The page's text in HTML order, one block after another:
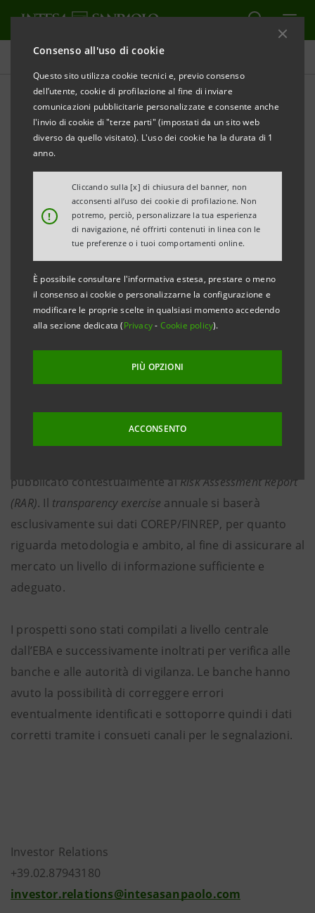
Consenso all'uso di cookie
Questo sito utilizza cookie tecnici e, previo consenso
dell’utente, cookie di profilazione al fine di inviare
comunicazioni pubblicitarie personalizzate e consente anche
l'invio di cookie di "terze parti" (impostati da un sito web
diverso da quello visitato). L'uso dei cookie ha la durata di 1
anno.
!
Cliccando sulla [x] di chiusura del banner, non
acconsenti all’uso dei cookie di profilazione. Non
potremo, perciò, personalizzare la tua esperienza
di navigazione, né offrirti contenuti in linea con le
tue preferenze o i tuoi comportamenti online.
È possibile consultare l'informativa estesa, prestare o meno
il consenso ai cookie o personalizzarne la configurazione e
modificare le proprie scelte in qualsiasi momento accedendo
alla sezione dedicata (Privacy- Cookie policy).
PIÙ OPZIONI
ACCONSENTO
Comunicati stampa
STAMPA AGGIORNA
INTESA SANPAOLO:2016 EU-WIDE TRANSPARENCY
EXERCISE
Torino, Milano, 2 dicembre 2016– Intesa Sanpaolo
prende atto degli annunci effettuati oggi dall’Autorità
Bancaria Europea e dalla Banca Centrale Europea in
merito alle informazioni dell’EU-wide Transparency
Exercise 2016
Consiglio delle Autorità di Vigilanza dell’EBA.
Informazioni di background sul
2016 EU-wide
Transparency Exercise
pubblicato contestualmente alRisk Assessment Report
(RAR). Il transparency exercise annuale si baserà
esclusivamente sui dati COREP/FINREP, per quanto
riguarda metodologia e ambito, al fine di assicurare al
mercato un livello di informazione sufficiente e
adeguato.
I prospetti sono stati compilati a livello centrale
dall’EBA e successivamente inoltrati per verifica alle
banche e alle autorità di vigilanza. Le banche hanno
avuto la possibilità di correggere errori
eventualmente identificati e sottoporre quindi i dati
corretti tramite i consueti canali per le segnalazioni.
Investor Relations
+39.02.87943180
investor.relations@intesasanpaolo.com